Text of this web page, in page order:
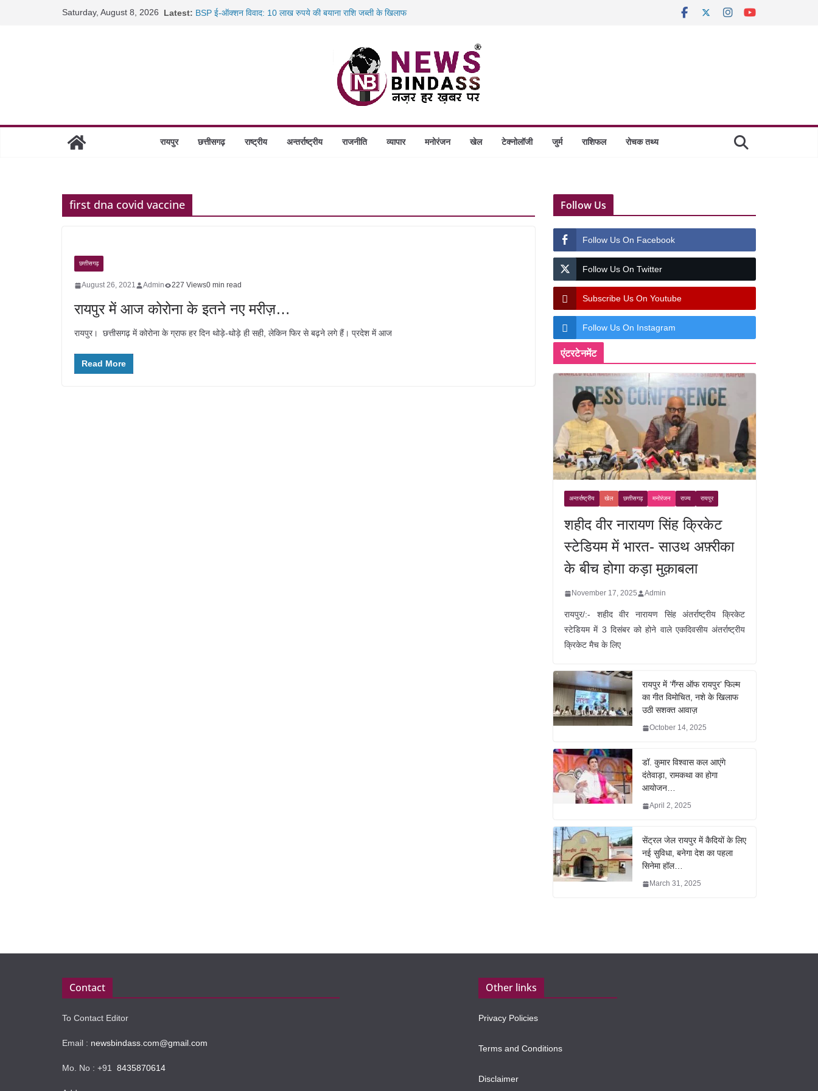
Saturday, August 8, 2026 Latest: BSP ई-ऑक्शन विवाद: 10 लाख रुपये की बयाना राशि जब्ती के खिलाफ
छत्तीसगढ़ में 1460 गोधाम होंगे स्थापित, हर विकासखंड के 10 उत्कृष्ट गोठानों
साइबर ठगी पर दुर्ग पुलिस का बड़ा एक्शन: 13 म्यूल बैंक खाताधारक गिरफ्तार
रायपुर छत्तीसगढ़ राष्ट्रीय अन्तर्राष्ट्रीय राजनीति व्यापार मनोरंजन खेल टेक्नोलॉजी जुर्म राशिफल रोचक तथ्य
first dna covid vaccine
छत्तीसगढ़
August 26, 2021 Admin 227 Views0 min read
रायपुर में आज कोरोना के इतने नए मरीज़…
रायपुर। छत्तीसगढ़ में कोरोना के ग्राफ हर दिन थोड़े-थोड़े ही सही, लेकिन फिर से बढ़ने लगे हैं। प्रदेश में आज
Read More
Follow Us
Follow Us On Facebook
Follow Us On Twitter
Subscribe Us On Youtube
Follow Us On Instagram
एंटरटेनमेंट
अन्तर्राष्ट्रीय खेल छत्तीसगढ़ मनोरंजन राज्य रायपुर
शहीद वीर नारायण सिंह क्रिकेट
स्टेडियम में भारत- साउथ अफ़्रीका
के बीच होगा कड़ा मुक़ाबला
November 17, 2025 Admin
रायपुर/:- शहीद वीर नारायण सिंह अंतर्राष्ट्रीय क्रिकेट
स्टेडियम में 3 दिसंबर को होने वाले एकदिवसीय अंतर्राष्ट्रीय
क्रिकेट मैच के लिए
रायपुर में ‘गैंग्स ऑफ रायपुर’ फिल्म
का गीत विमोचित, नशे के खिलाफ
उठी सशक्त आवाज़
October 14, 2025
डॉ. कुमार विश्वास कल आएंगे
दंतेवाड़ा, रामकथा का होगा
आयोजन…
April 2, 2025
सेंट्रल जेल रायपुर में कैदियों के लिए
नई सुविधा, बनेगा देश का पहला
सिनेमा हॉल…
March 31, 2025
Contact
To Contact Editor
Email : newsbindass.com@gmail.com
Mo. No : +91 8435870614
Other links
Privacy Policies
Terms and Conditions
Disclaimer